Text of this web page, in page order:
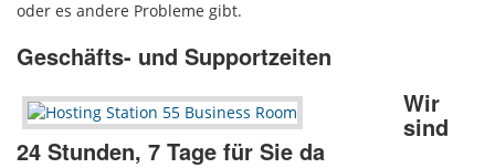
oder es andere Probleme gibt.
Geschäfts- und Supportzeiten
Wir
sind
24 Stunden, 7 Tage für Sie da